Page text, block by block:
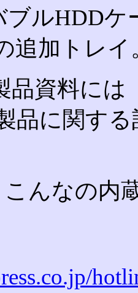
ブルHDDケ
追加トレイ
品資料には
品に関す
こんなの